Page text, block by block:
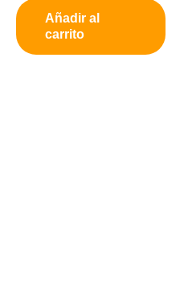
Añadir al
carrito